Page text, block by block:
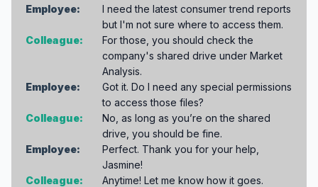
Employee:
I need the latest consumer trend reports
but I'm not sure where to access them.
Colleague:
For those, you should check the
company's shared drive under Market
Analysis.
Employee:
Got it. Do I need any special permissions
to access those files?
Colleague:
No, as long as you’re on the shared
drive, you should be fine.
Employee:
Perfect. Thank you for your help,
Jasmine!
Colleague:
Anytime! Let me know how it goes.